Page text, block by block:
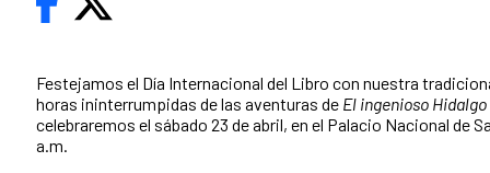
Festejamos el Día Internacional del Libro con nuestra
horas ininterrumpidas de las aventuras de El ingenioso
celebraremos el sábado 23 de abril, en el Palacio Nacional de
a.m.